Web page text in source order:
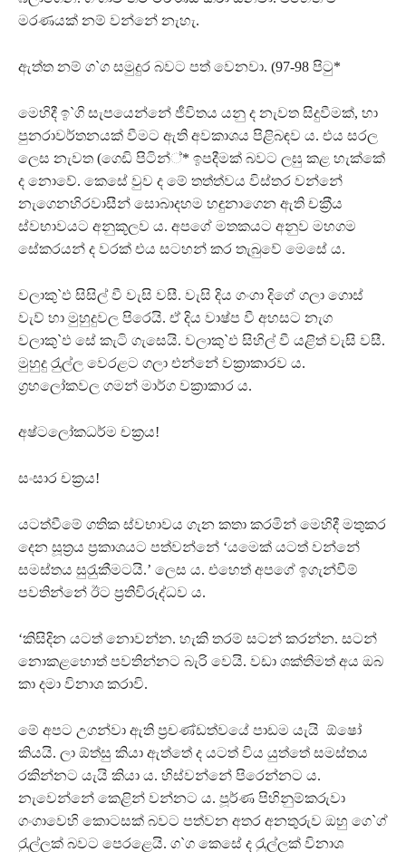
මරණයක් නම් වන්නේ නැහැ.
ඇත්ත නම් ග`ග සමුදුර බවට පත් වෙනවා. (97-98 පිටු*
මෙහිදී ඉ`ගි සැපයෙන්නේ ජීවිතය යනු ද නැවත සිදුවීමක්, හා
පුනරාවර්තනයක් වීමට ඇති අවකාශය පිළිබඳව ය. එය සරල
ලෙස නැවත (ගෙඩි පිටින්්* ඉපදීමක් බවට ලඝු කළ හැක්කේ
ද නොවේ. කෙසේ වුව ද මේ තත්ත්වය විස්තර වන්නේ
නැගෙනහිරවාසීන් සොබාදහම හඳුනාගෙන ඇති චක‍්‍රීය
ස්වභාවයට අනුකූලව ය. අපගේ මතකයට අනුව මහගම
සේකරයන් ද වරක් එය සටහන් කර තැබුවේ මෙසේ ය.
වලාකු`ඵ සිසිල් වී වැසි වසී. වැසි දිය ගංගා දිගේ ගලා ගොස්
වැව් හා මුහුදුවල පිරෙයි. ඒ දිය වාෂ්ප වී අහසට නැග
වලාකු`ඵ සේ කැටි ගැසෙයි. වලාකු`ඵ සිහිල් වී යළිත් වැසි වසී.
මුහුදු රැුල්ල වෙරළට ගලා එන්නේ වක‍්‍රාකාරව ය.
ග‍්‍රහලෝකවල ගමන් මාර්ග වක‍්‍රාකාර ය.
අෂ්ටලෝකධර්ම චක‍්‍රය!
සංසාර චක‍්‍රය!
යටත්වීමේ ගතික ස්වභාවය ගැන කතා කරමින් මෙහිදී මතුකර
දෙන සූත‍්‍රය ප‍්‍රකාශයට පත්වන්නේ ‘යමෙක් යටත් වන්නේ
සමස්තය සුරැුකීමටයි.’ ලෙස ය. එහෙත් අපගේ ඉගැන්වීම්
පවතින්නේ ඊට ප‍්‍රතිවිරුද්ධව ය.
‘කිසිදින යටත් නොවන්න. හැකි තරම් සටන් කරන්න. සටන්
නොකළහොත් පවතින්නට බැරි වෙයි. වඩා ශක්තිමත් අය ඔබ
කා දමා විනාශ කරාවි.
මේ අපට උගන්වා ඇති ප‍්‍රචණ්ඩත්වයේ පාඩම යැයි ඕෂෝ
කියයි. ලා ඕත්සු කියා ඇත්තේ ද යටත් විය යුත්තේ සමස්තය
රකින්නට යැයි කියා ය. හිස්වන්නේ පිරෙන්නට ය.
නැවෙන්නේ කෙළින් වන්නට ය. පූර්ණ පිහිනුම්කරුවා
ගංගාවෙහි කොටසක් බවට පත්වන අතර අනතුරුව ඔහු ගෙ`ග්
රැුල්ලක් බවට පෙරළෙයි. ග`ග කෙසේ ද රැුල්ලක් විනාශ